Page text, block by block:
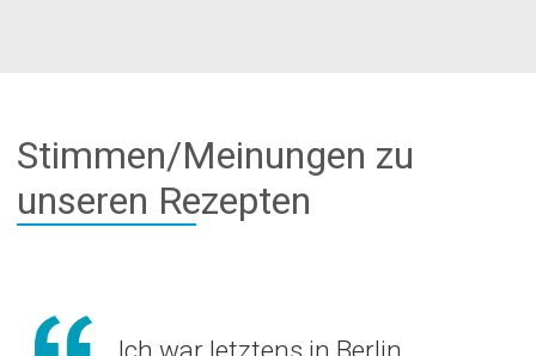
Stimmen/Meinungen zu
unseren Rezepten
Ich war letztens in Berlin